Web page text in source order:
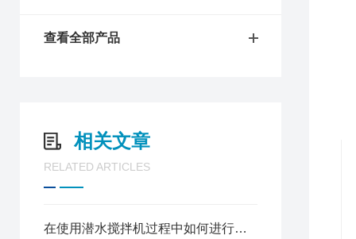
查看全部产品
相关文章
RELATED ARTICLES
在使用潜水搅拌机过程中如何进行自我检修